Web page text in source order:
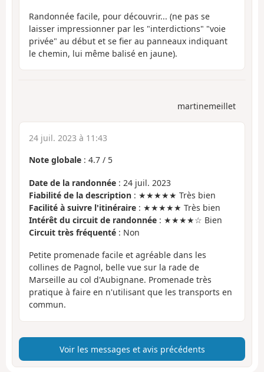
Randonnée facile, pour découvrir... (ne pas se
laisser impressionner par les "interdictions" "voie
privée" au début et se fier au panneaux indiquant
le chemin, lui même balisé en jaune).
martinemeillet
24 juil. 2023 à 11:43
Note globale : 4.7 / 5
Date de la randonnée : 24 juil. 2023
Fiabilité de la description : ★★★★★ Très bien
Facilité à suivre l'itinéraire : ★★★★★ Très bien
Intérêt du circuit de randonnée : ★★★★☆ Bien
Circuit très fréquenté : Non
Petite promenade facile et agréable dans les
collines de Pagnol, belle vue sur la rade de
Marseille au col d'Aubignane. Promenade très
pratique à faire en n'utilisant que les transports en
commun.
Voir les messages et avis précédents